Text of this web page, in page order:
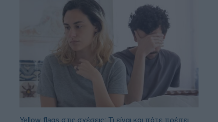
Yellow flags στις σχέσεις: Τι είναι και πότε πρέπει